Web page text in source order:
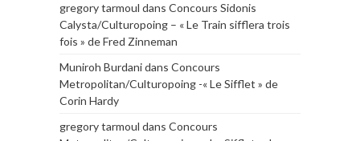
gregory tarmoul dans Concours Sidonis
Calysta/Culturopoing – « Le Train sifflera trois
fois » de Fred Zinneman
Muniroh Burdanidans Concours
Metropolitan/Culturopoing -« Le Sifflet » de
Corin Hardy
gregory tarmoul dans Concours